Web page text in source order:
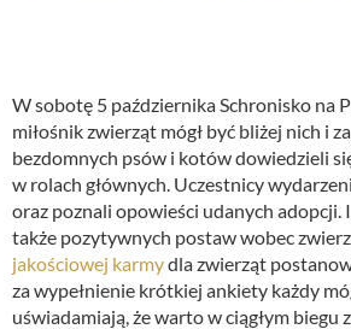
W sobotę 5 października Schronisko na
miłośnik zwierząt mógł być bliżej nich i
bezdomnych psów i kotów dowiedzieli
w rolach głównych. Uczestnicy
oraz poznali opowieści udanych adopcji.
także pozytywnych postaw wobec
jakościowej karmydla zwierząt
za wypełnienie krótkiej ankiety każdy
uświadamiają, że warto w ciągłym biegu